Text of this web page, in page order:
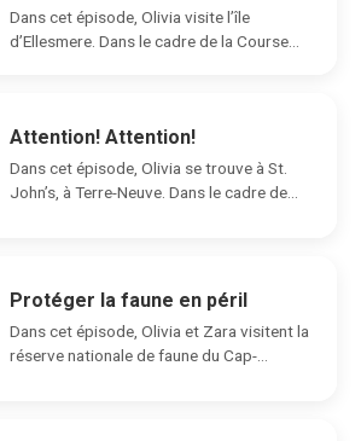
Dans cet épisode, Olivia visite l’île
d’Ellesmere. Dans le cadre de la Course
Attention! Attention!
Dans cet épisode, Olivia se trouve à St.
John’s, à Terre-Neuve. Dans le cadre de...
Protéger la faune en péril
Dans cet épisode, Olivia et Zara visitent la
réserve nationale de faune du Cap-